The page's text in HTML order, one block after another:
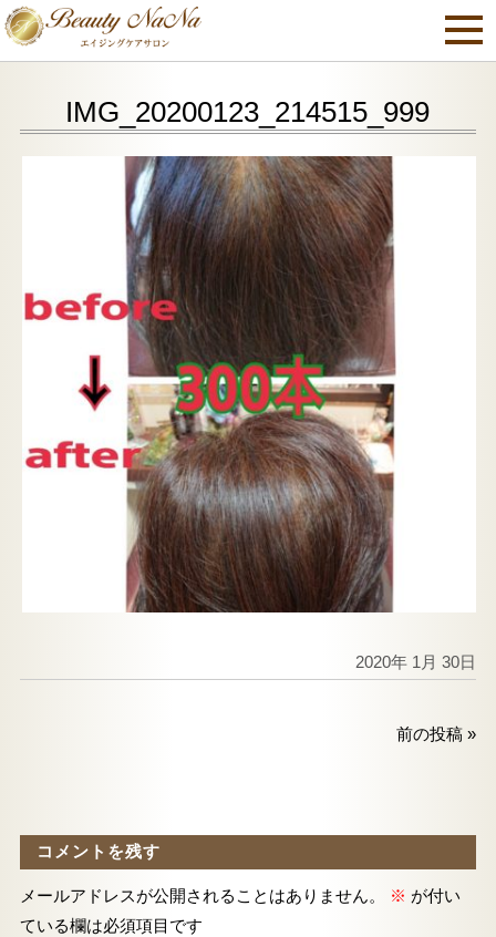
IMG_20200123_214515_999
2020年 1月 30日
前の投稿 »
コメントを残す
メールアドレスが公開されることはありません。 ※ が付い
ている欄は必須項目です